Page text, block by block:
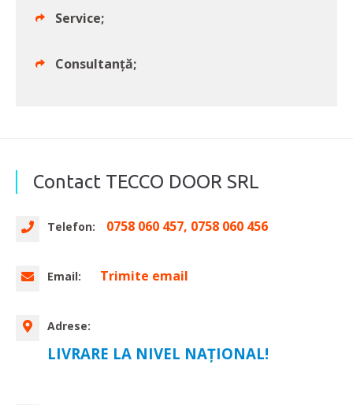
Service;
Consultanță;
Contact TECCO DOOR SRL
Telefon: 0758 060 457, 0758 060 456
Email: Trimite email
Adrese:
LIVRARE LA NIVEL NAȚIONAL!